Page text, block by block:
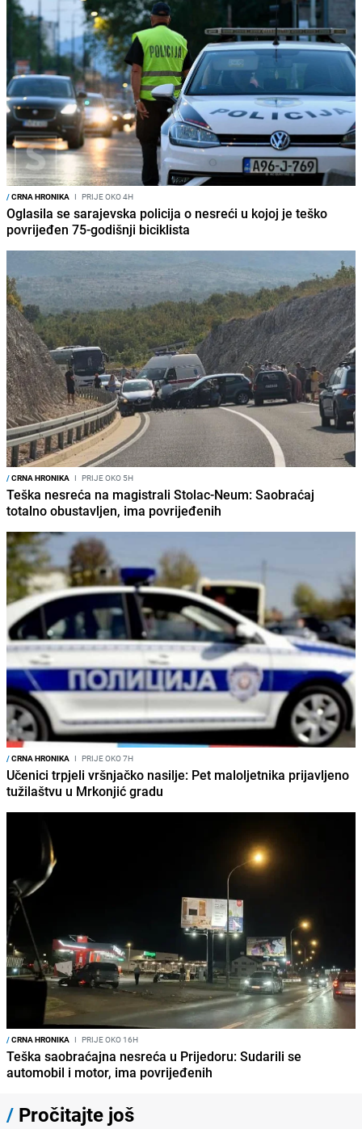
/CRNA HRONIKA I PRIJE OKO 4H
Oglasila se sarajevska policija o nesreći u kojoj je teško
povrijeđen 75-godišnji biciklista
/CRNA HRONIKA I PRIJE OKO 5H
Teška nesreća na magistrali Stolac-Neum: Saobraćaj
totalno obustavljen, ima povrijeđenih
/CRNA HRONIKA I PRIJE OKO 7H
Učenici trpjeli vršnjačko nasilje: Pet maloljetnika prijavljeno
tužilaštvu u Mrkonjić gradu
/CRNA HRONIKA I PRIJE OKO 16H
Teška saobraćajna nesreća u Prijedoru: Sudarili se
automobil i motor, ima povrijeđenih
/ Pročitajte još